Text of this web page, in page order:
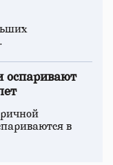
оспаривают
в